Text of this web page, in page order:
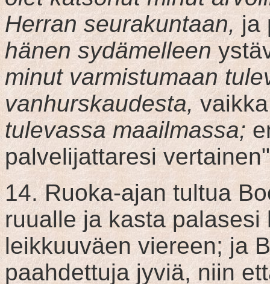
Herran seurakuntaan, ja
hänen sydämelleen
minut varmistumaan
vanhurskaudesta,vaikka
tulevassa maailmassa;
palvelijattaresi
14. Ruoka-ajan tultua
ruualle ja kasta
leikkuuväen viereen; ja
paahdettuja jyviä, niin